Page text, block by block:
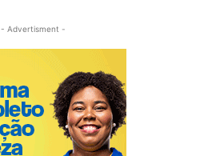
- Advertisment -